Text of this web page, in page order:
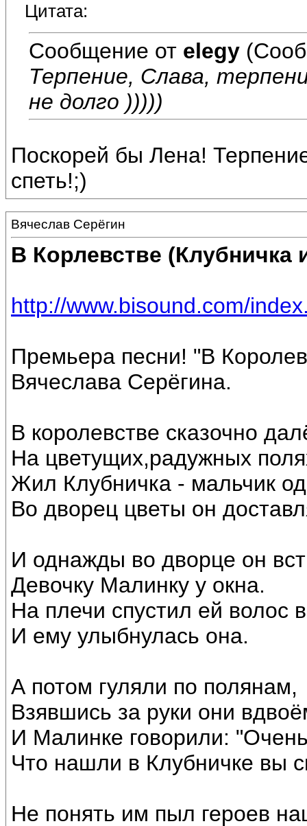
Цитата:
Сообщение от elegy
Терпение, Слава,
не долго )))))
Поскорей бы Лена!
спеть!;)
Вячеслав Серёгин
В Корлевстве (Клубничка
http://www.bisound.com/
Премьера песни! "В
Вячеслава Серёгина.
В королевстве сказочно
На цветущих,радужных
Жил Клубничка - мальчик
Во дворец цветы он
И однажды во дворце он
Девочку Малинку у окна.
На плечи спустил ей волос
И ему улыбнулась она.
А потом гуляли по полянам,
Взявшись за руки они
И Малинке говорили:
Что нашли в Клубничке вы
Не понять им пыл героев